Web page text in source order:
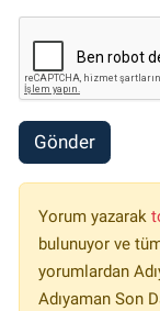
Gönder
Yorum yazarak
bulunuyor ve
yorumlardan
Adıyaman Son